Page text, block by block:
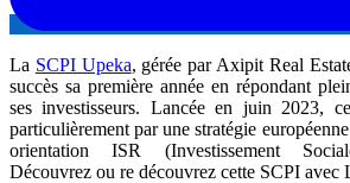
La SCPI Upeka, gérée par Axipit Real
succès sa première année en répondant
ses investisseurs. Lancée en juin 2023,
particulièrement par une stratégie
orientation ISR (Investissement
Découvrez ou re découvrez cette SCPI avec